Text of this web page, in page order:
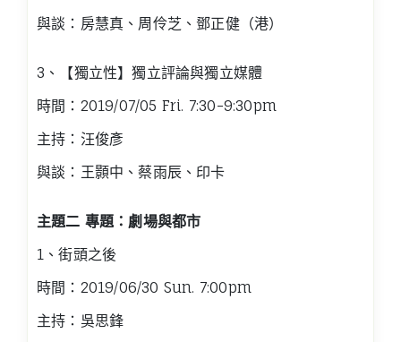
與談：房慧真、周伶芝、鄧正健（港）
3、【獨立性】獨立評論與獨立媒體
時間：2019/07/05 Fri. 7:30-9:30pm
主持：汪俊彥
與談：王顥中、蔡雨辰、印卡
主題二 專題：劇場與都市
1、街頭之後
時間：2019/06/30 Sun. 7:00pm
主持：吳思鋒